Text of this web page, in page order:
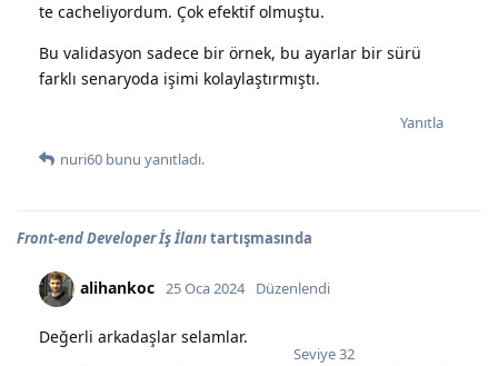
te cacheliyordum. Çok efektif olmuştu.
Bu validasyon sadece bir örnek, bu ayarlar bir sürü
farklı senaryoda işimi kolaylaştırmıştı.
Yanıtla
nuri60 bunu yanıtladı.
Front-end Developer İş İlanıtartışmasında
alihankoc
Seviye32
25 Oca 2024 Düzenlendi
Değerli arkadaşlar selamlar.